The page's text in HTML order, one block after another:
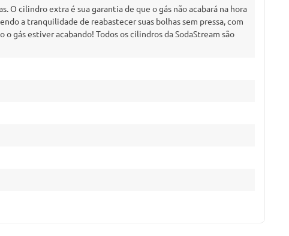
O cilindro extra é sua garantia de que o gás não acabará na hora
a tranquilidade de reabastecer suas bolhas sem pressa, com
gás estiver acabando! Todos os cilindros da SodaStream são